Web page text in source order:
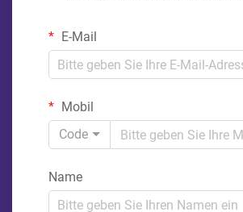
E-Mail
Mobil
Code
Name